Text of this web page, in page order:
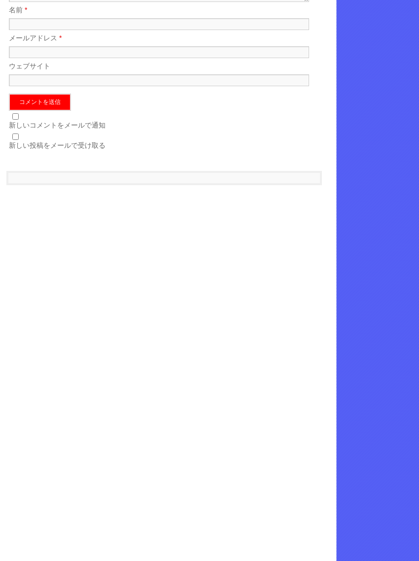
名前 *
メールアドレス *
ウェブサイト
新しいコメントをメールで通知
新しい投稿をメールで受け取る